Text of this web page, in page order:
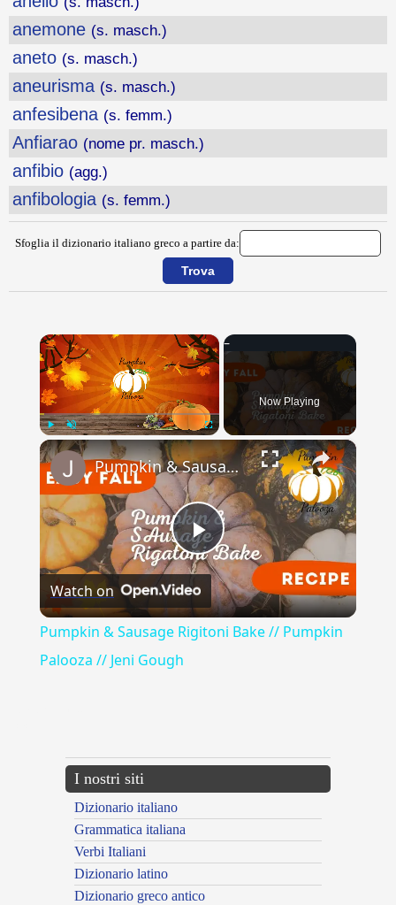
anemone (s. masch.)
aneto (s. masch.)
aneurisma (s. masch.)
anfesibena (s. femm.)
Anfiarao (nome pr. masch.)
anfibio (agg.)
anfibologia (s. femm.)
Sfoglia il dizionario italiano greco a partire da:
×
Play Unmute
Now Playing
×
Play
Video
Pumpkin & Sausage Rigitoni Bake // Pumpkin Palooza // Jeni Gough
Watch on
Pumpkin & Sausage Rigitoni Bake // Pumpkin
Palooza // Jeni Gough
I nostri siti
Dizionario italiano
Grammatica italiana
Verbi Italiani
Dizionario latino
Dizionario greco antico